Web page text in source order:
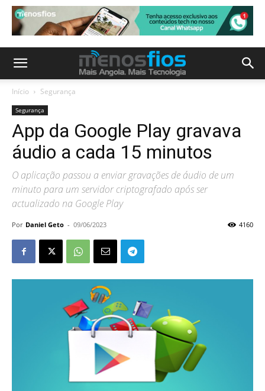
Início Segurança
Segurança
App da Google Play gravava
áudio a cada 15 minutos
O aplicação passou a enviar gravações de áudio de um
minuto para um servidor criptografado após ser
actualizado na Google Play
Por Daniel Geto - 09/06/2023 4160